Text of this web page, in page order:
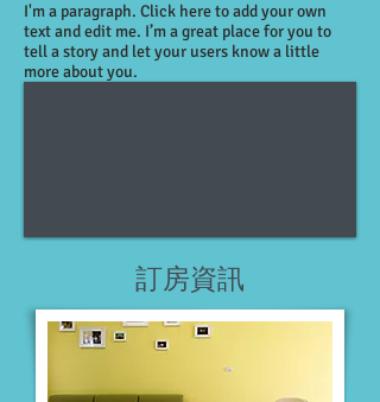
I'm a paragraph. Click here to add your own
text and edit me. I’m a great place for you to
tell a story and let your users know a little
more about you.
訂房資訊